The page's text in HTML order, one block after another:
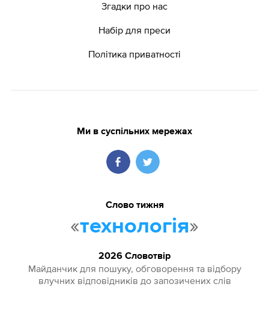
Згадки про нас
Набір для преси
Політика приватності
Ми в суспільних мережах
Слово тижня
«технологія»
2026 Словотвір
Майданчик для пошуку, обговорення та відбору
влучних відповідників до запозичених слів